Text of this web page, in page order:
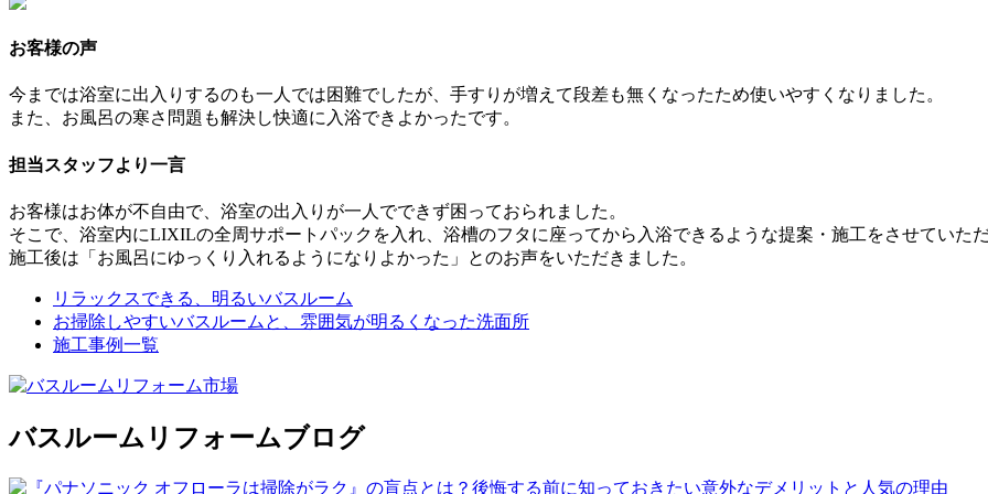
お客様の声
今までは浴室に出入りするのも一人では困難でしたが、手すりが増えて段差も無くなったため使いやすくなりました。
また、お風呂の寒さ問題も解決し快適に入浴できよかったです。
担当スタッフより一言
お客様はお体が不自由で、浴室の出入りが一人でできず困っておられました。
そこで、浴室内にLIXILの全周サポートパックを入れ、浴槽のフタに座ってから入浴できるような提案・施工をさせていただ
施工後は「お風呂にゆっくり入れるようになりよかった」とのお声をいただきました。
リラックスできる、明るいバスルーム
お掃除しやすいバスルームと、雰囲気が明るくなった洗面所
施工事例一覧
バスルームリフォームブログ